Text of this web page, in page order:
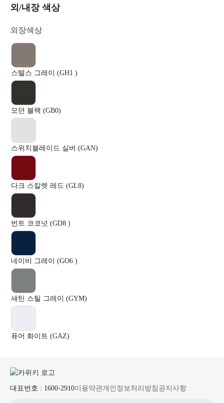
외/내장 색상
외장색상
스텔스 그레이 (GH1 )
모던 블랙 (GB0)
스위치블레이드 실버 (GAN)
다크 스칼렛 레드 (GL8)
번트 코코넛 (GD8 )
네이비 그레이 (GO6 )
새틴 스틸 그레이 (GYM)
퓨어 화이트 (GAZ)
대표번호 : 1600-2910이용약관개인정보처리방침 공지사항